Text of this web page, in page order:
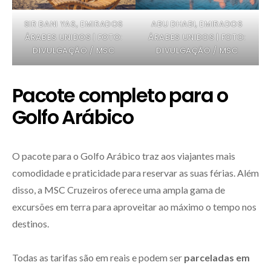
SIR BANI YAS, EMIRADOS
ÁRABES UNIDOS | FOTO:
DIVULGAÇÃO / MSC
ABU DHABI, EMIRADOS
ÁRABES UNIDOS | FOTO:
DIVULGAÇÃO / MSC
Pacote completo para o
Golfo Arábico
O pacote para o Golfo Arábico traz aos viajantes mais
comodidade e praticidade para reservar as suas férias. Além
disso, a MSC Cruzeiros oferece uma ampla gama de
excursões em terra para aproveitar ao máximo o tempo nos
destinos.
Todas as tarifas são em reais e podem ser parceladas em